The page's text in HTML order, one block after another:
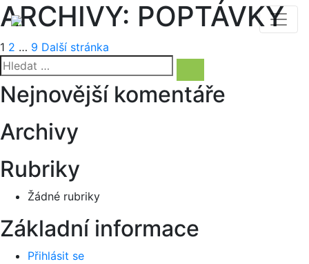
ARCHIVY: POPTÁVKY
Navigace
pro
příspěvky
Stránka:
1 Stránka:
2 … Stránka:
9 Další stránka
Hledat:
Hledání
Nejnovější komentáře
Archivy
Rubriky
Žádné rubriky
Základní informace
Přihlásit se